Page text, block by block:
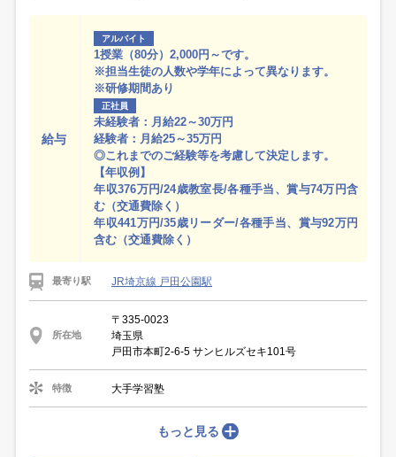
給与
アルバイト
1授業（80分）2,000円～です。
※担当生徒の人数や学年によって異なります。
※研修期間あり
正社員
未経験者：月給22～30万円
経験者：月給25～35万円
◎これまでのご経験等を考慮して決定します。
【年収例】
年収376万円/24歳教室長/各種手当、賞与74万円含
む（交通費除く）
年収441万円/35歳リーダー/各種手当、賞与92万円
含む（交通費除く）
最寄り駅 JR埼京線 戸田公園駅
所在地
〒335-0023
埼玉県
戸田市本町2-6-5 サンヒルズセキ101号
特徴 大手学習塾
もっと見る